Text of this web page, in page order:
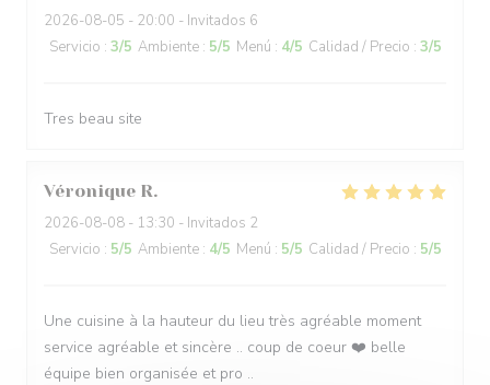
2026-08-05 - 20:00 - Invitados 6
Servicio : 3/5 Ambiente : 5/5 Menú : 4/5 Calidad / Precio : 3/5
Tres beau site
Véronique R
2026-08-08 - 13:30 - Invitados 2
Servicio : 5/5 Ambiente : 4/5 Menú : 5/5 Calidad / Precio : 5/5
Une cuisine à la hauteur du lieu très agréable moment
service agréable et sincère .. coup de coeur ❤️ belle
équipe bien organisée et pro ..